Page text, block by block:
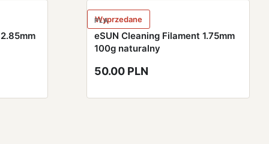
Wyprzedane
PLA
eSUN Cleaning Filament 1.75mm
100g naturalny
50.00 PLN